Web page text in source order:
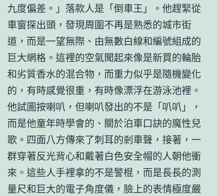
九度偏差。」落款人是「倒車王」。他趕緊從
車窗探出頭，發現周圍不再是熟悉的城市街
道，而是一望無際、由無數白線和編號組成的
巨大網格。這裡的空氣聞起來像是新買的輪胎
和劣質香水的混合物，而重力似乎是隨機變化
的，有時感覺很重，有時像漂浮在游泳池裡。
他試圖按喇叭，但喇叭發出的不是「叭叭」，
而是他童年時學會的、關於泊車口訣的魔性兒
歌。四面八方傳來了刺耳的剎車聲，接著，一
群穿著反光背心和戴著白色安全帽的人朝他衝
來。這些人手裡拿的不是警棍，而是長長的測
量尺和巨大的電子角度儀，臉上的表情極度嚴